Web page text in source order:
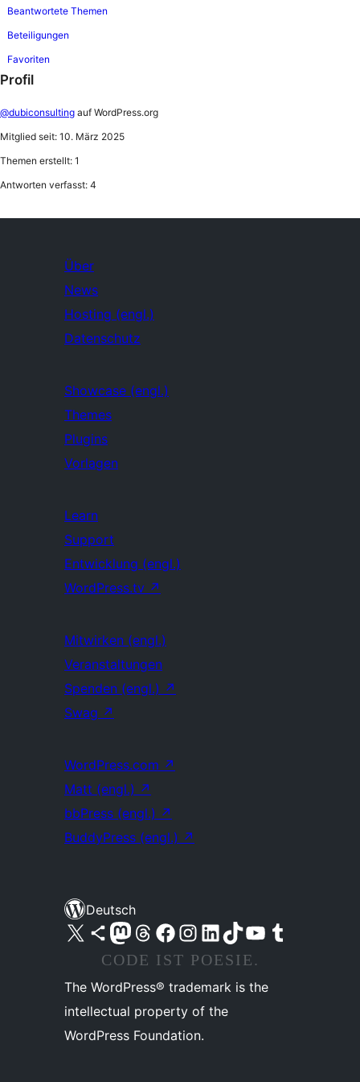
Beantwortete Themen
Beteiligungen
Favoriten
Profil
@dubiconsulting auf WordPress.org
Mitglied seit: 10. März 2025
Themen erstellt: 1
Antworten verfasst: 4
Über
News
Hosting (engl.)
Datenschutz
Showcase (engl.)
Themes
Plugins
Vorlagen
Learn
Support
Entwicklung (engl.)
WordPress.tv ↗
Mitwirken (engl.)
Veranstaltungen
Spenden (engl.) ↗
Swag ↗
WordPress.com ↗
Matt (engl.) ↗
bbPress (engl.) ↗
BuddyPress (engl.) ↗
Deutsch
Unser X-Konto (früher Twitter) besuchen
Unser Bluesky-Konto besuchen
Unser Mastodon-Konto besuchen
Unser Threads-Konto besuchen
Unsere Facebook-Seite besuchen
Unser Instagram-Konto besuchen
Unser LinkedIn-Konto besuchen
Unser TikTok-Konto besuchen
Unseren YouTube-Kanal besuchen
Unser Tumblr-Konto besuchen
CODE IST POESIE.
The WordPress® trademark is the
intellectual property of the
WordPress Foundation.